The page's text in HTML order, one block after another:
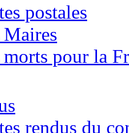
postales
Maires
morts pour la
rendus du